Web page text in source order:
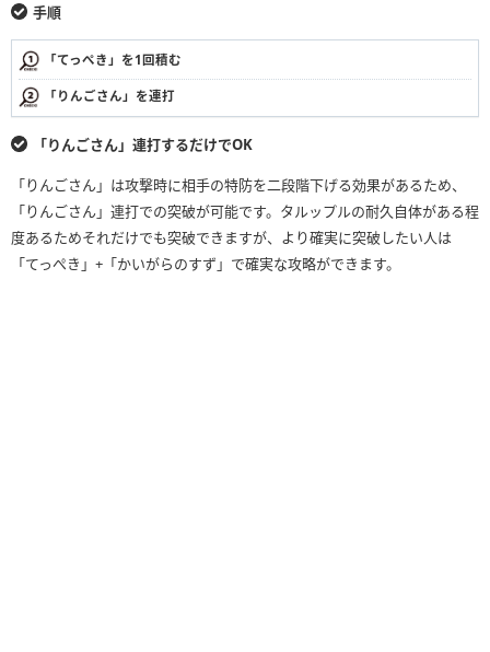
手順
「てっぺき」を1回積む
「りんごさん」を連打
「りんごさん」連打するだけでOK
「りんごさん」は攻撃時に相手の特防を二段階下げる効果があるため、
「りんごさん」連打での突破が可能です。タルップルの耐久自体がある程
度あるためそれだけでも突破できますが、より確実に突破したい人は
「てっぺき」+「かいがらのすず」で確実な攻略ができます。